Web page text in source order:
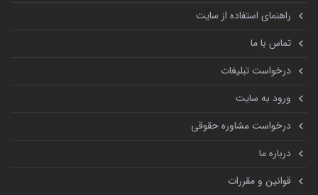
راهنمای استفاده از سایت
تماس با ما
درخواست تبلیغات
ورود به سایت
درخواست مشاوره حقوقی
درباره ما
قوانین و مقررات